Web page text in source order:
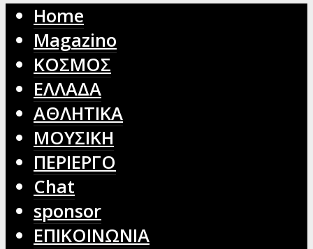
Home
Magazino
ΚΟΣΜΟΣ
ΕΛΛΑΔΑ
ΑΘΛΗΤΙΚΑ
ΜΟΥΣΙΚΗ
ΠΕΡΙΕΡΓΟ
Chat
sponsor
ΕΠΙΚΟΙΝΩΝΙΑ